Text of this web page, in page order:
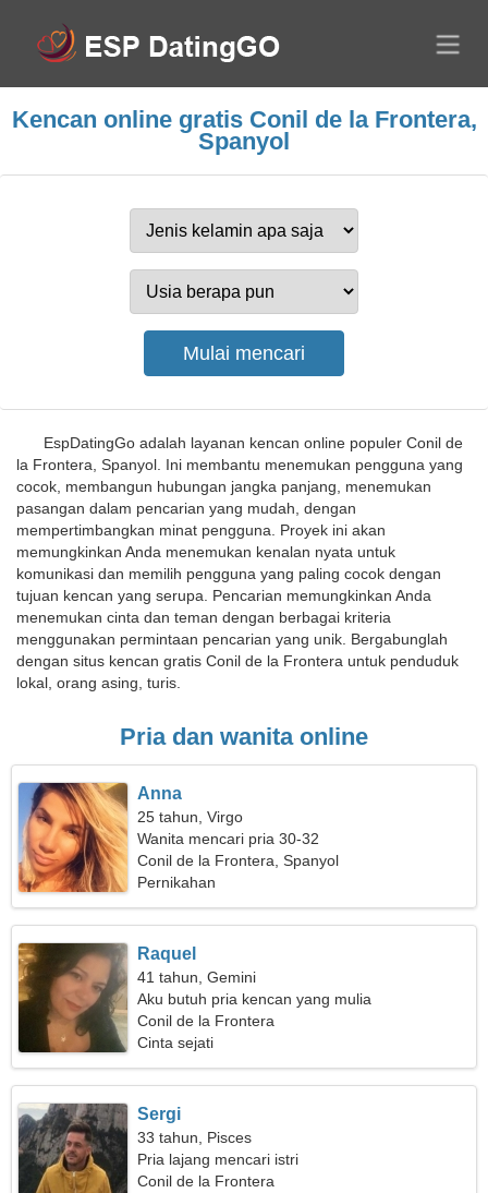
Kencan online gratis Conil de la Frontera,
Spanyol
EspDatingGo adalah layanan kencan online populer Conil de
la Frontera, Spanyol. Ini membantu menemukan pengguna yang
cocok, membangun hubungan jangka panjang, menemukan
pasangan dalam pencarian yang mudah, dengan
mempertimbangkan minat pengguna. Proyek ini akan
memungkinkan Anda menemukan kenalan nyata untuk
komunikasi dan memilih pengguna yang paling cocok dengan
tujuan kencan yang serupa. Pencarian memungkinkan Anda
menemukan cinta dan teman dengan berbagai kriteria
menggunakan permintaan pencarian yang unik. Bergabunglah
dengan situs kencan gratis Conil de la Frontera untuk penduduk
lokal, orang asing, turis.
Pria dan wanita online
Anna
25 tahun, Virgo
Wanita mencari pria 30-32
Conil de la Frontera, Spanyol
Pernikahan
Raquel
41 tahun, Gemini
Aku butuh pria kencan yang mulia
Conil de la Frontera
Cinta sejati
Sergi
33 tahun, Pisces
Pria lajang mencari istri
Conil de la Frontera